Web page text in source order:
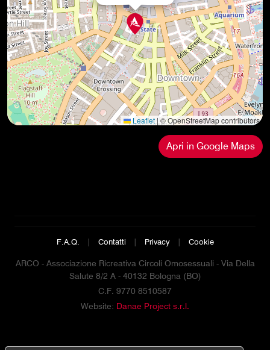
Leaflet | © OpenStreetMap contributors
Apri in Google Maps
F.A.Q. | Contatti | Privacy | Cookie
ARCO - Associazione Ricreativa Circoli Omosessuali - Via Della
Salute 8/2 A - 40132 Bologna (BO)
C.F. 9770 8510587
Website: Danae Project s.r.l.